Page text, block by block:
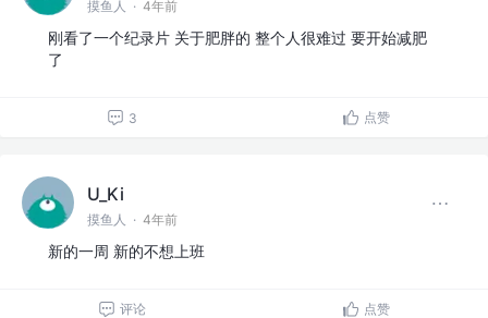
摸鱼人 · 4年前
刚看了一个纪录片 关于肥胖的 整个人很难过 要开始减肥
了
3 点赞
U_Ki
摸鱼人 · 4年前
新的一周 新的不想上班
评论 点赞